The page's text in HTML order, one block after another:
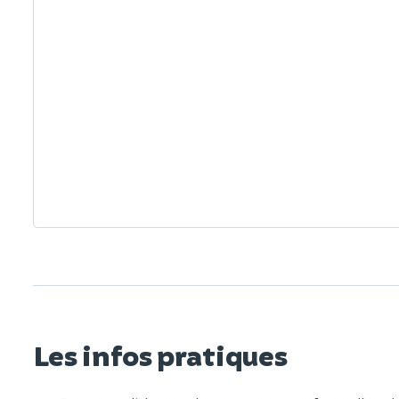
Les infos pratiques